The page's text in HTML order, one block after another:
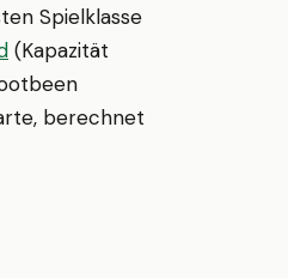
Spielklasse
(Kapazität
berechnet